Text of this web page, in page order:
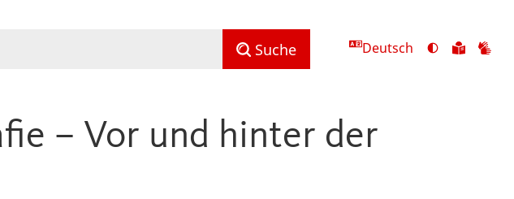
Suche Deutsch
Ansicht
Zu
– Vor und hinter der